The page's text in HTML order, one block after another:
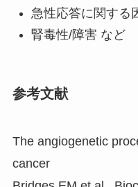
急性応答に関する
腎毒性/障害 など
参考文献
The angiogenetic
cancer